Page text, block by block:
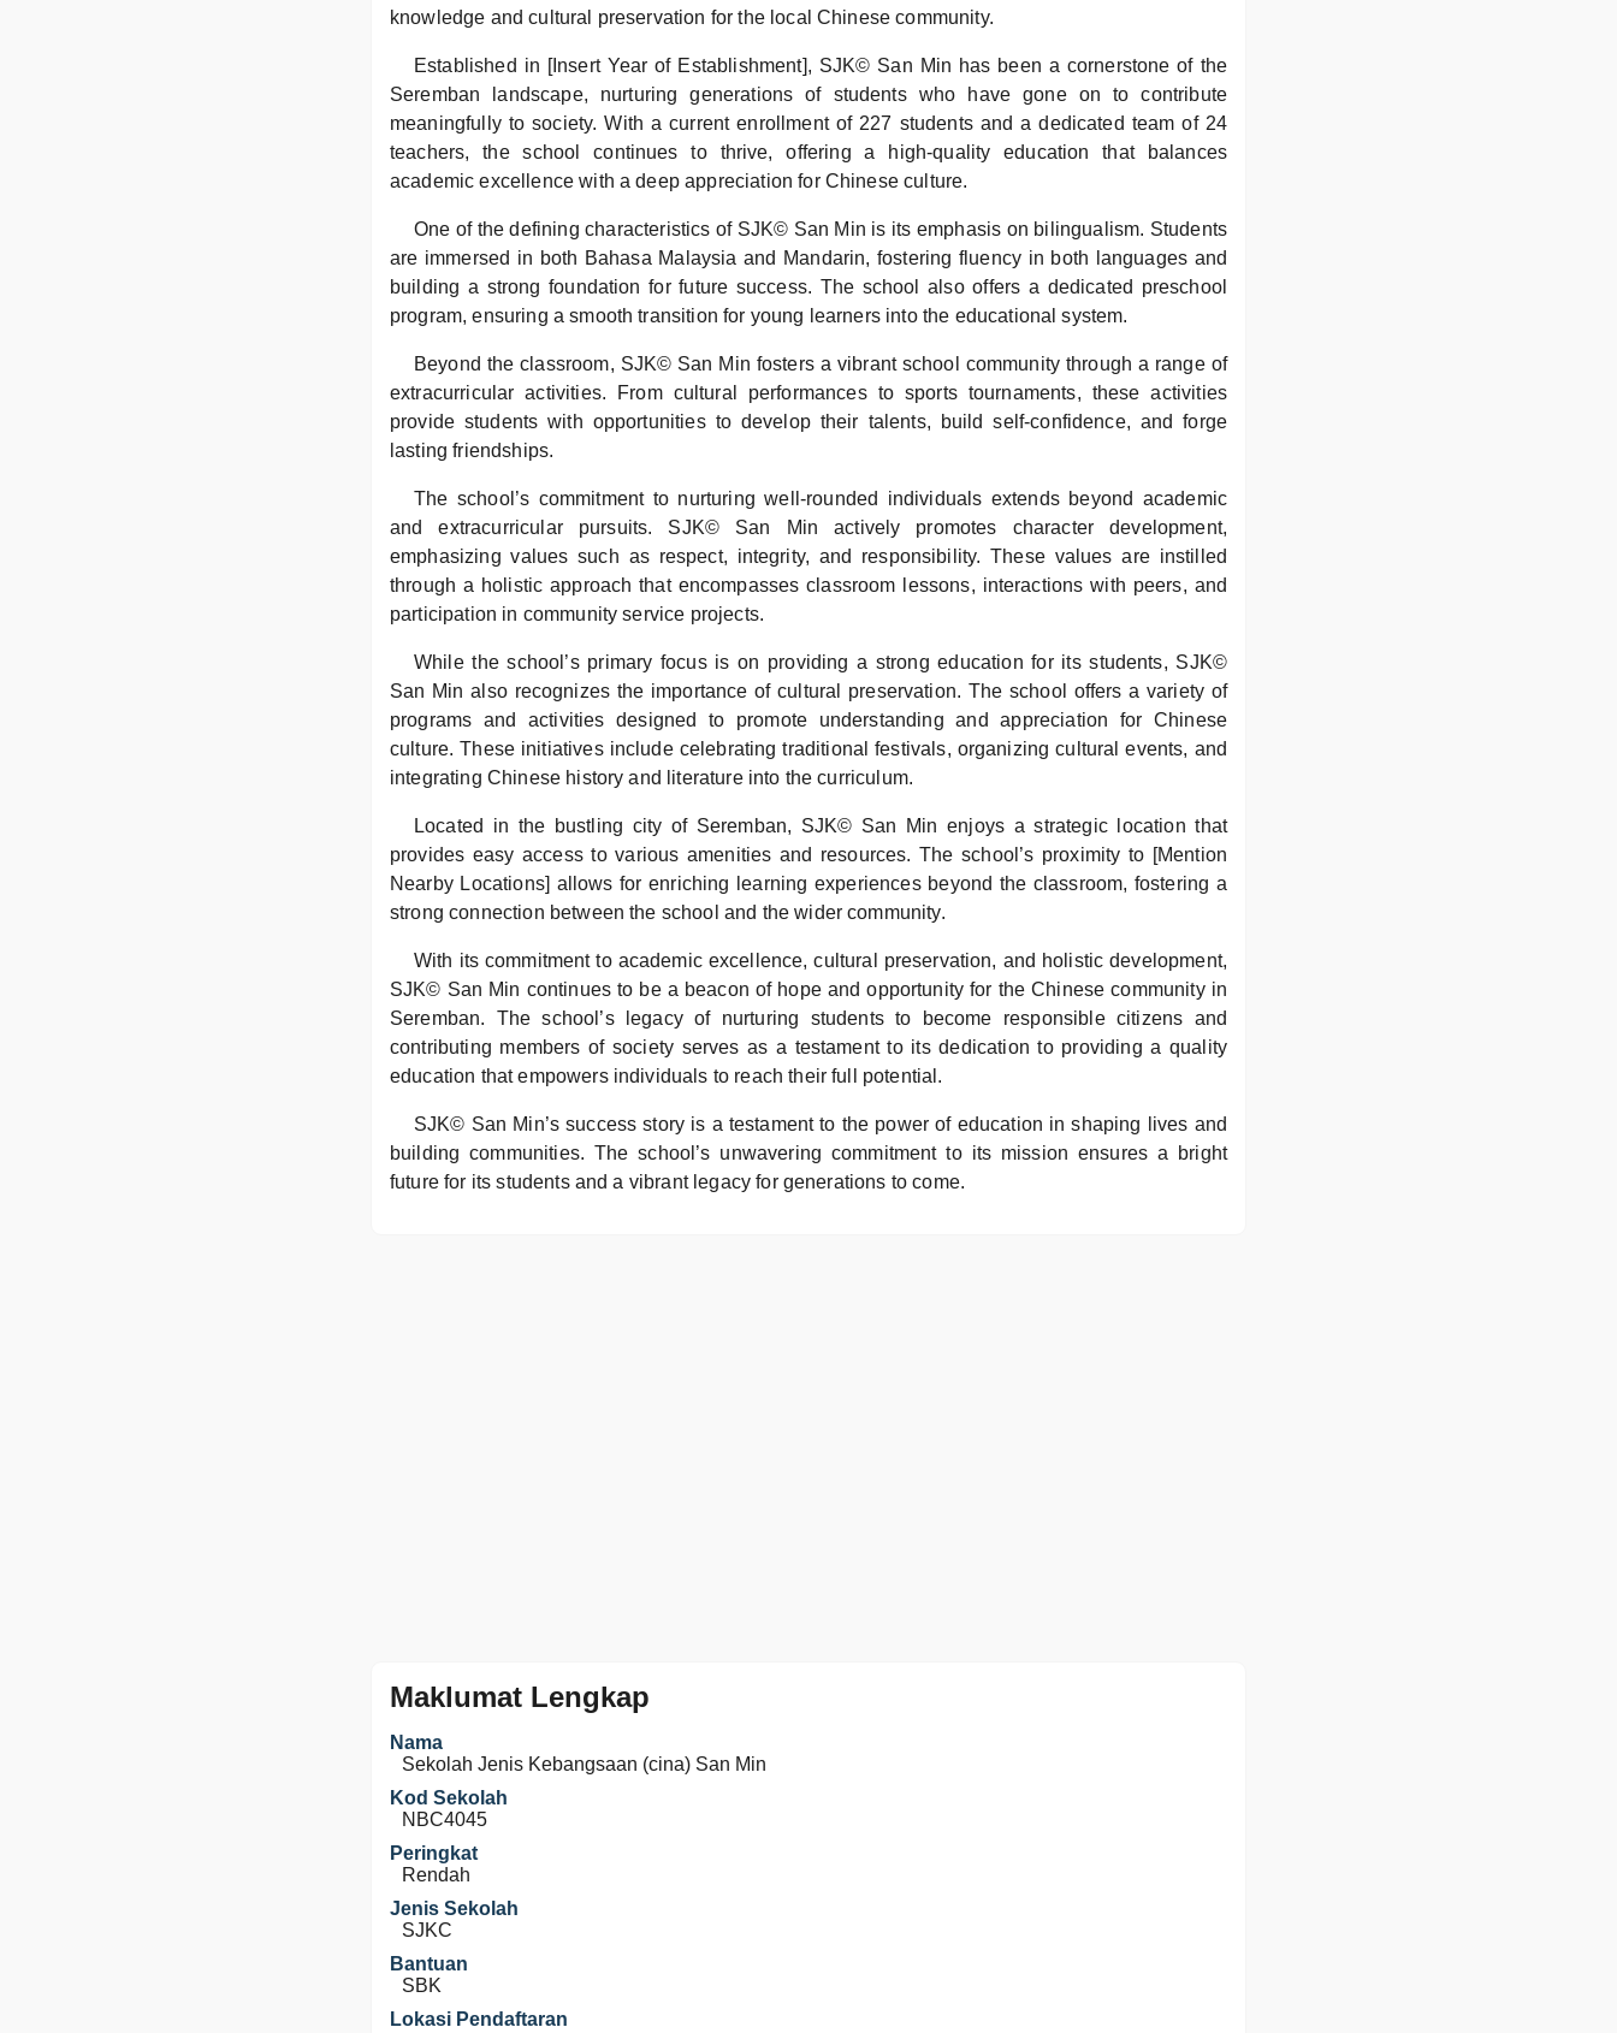
knowledge and cultural preservation for the local Chinese community.
Established in [Insert Year of Establishment], SJK© San Min has been a cornerstone of the
Seremban landscape, nurturing generations of students who have gone on to contribute
meaningfully to society. With a current enrollment of 227 students and a dedicated team of 24
teachers, the school continues to thrive, offering a high-quality education that balances
academic excellence with a deep appreciation for Chinese culture.
One of the defining characteristics of SJK© San Min is its emphasis on bilingualism. Students
are immersed in both Bahasa Malaysia and Mandarin, fostering fluency in both languages and
building a strong foundation for future success. The school also offers a dedicated preschool
program, ensuring a smooth transition for young learners into the educational system.
Beyond the classroom, SJK© San Min fosters a vibrant school community through a range of
extracurricular activities. From cultural performances to sports tournaments, these activities
provide students with opportunities to develop their talents, build self-confidence, and forge
lasting friendships.
The school’s commitment to nurturing well-rounded individuals extends beyond academic
and extracurricular pursuits. SJK© San Min actively promotes character development,
emphasizing values such as respect, integrity, and responsibility. These values are instilled
through a holistic approach that encompasses classroom lessons, interactions with peers, and
participation in community service projects.
While the school’s primary focus is on providing a strong education for its students, SJK©
San Min also recognizes the importance of cultural preservation. The school offers a variety of
programs and activities designed to promote understanding and appreciation for Chinese
culture. These initiatives include celebrating traditional festivals, organizing cultural events, and
integrating Chinese history and literature into the curriculum.
Located in the bustling city of Seremban, SJK© San Min enjoys a strategic location that
provides easy access to various amenities and resources. The school’s proximity to [Mention
Nearby Locations] allows for enriching learning experiences beyond the classroom, fostering a
strong connection between the school and the wider community.
With its commitment to academic excellence, cultural preservation, and holistic development,
SJK© San Min continues to be a beacon of hope and opportunity for the Chinese community in
Seremban. The school’s legacy of nurturing students to become responsible citizens and
contributing members of society serves as a testament to its dedication to providing a quality
education that empowers individuals to reach their full potential.
SJK© San Min’s success story is a testament to the power of education in shaping lives and
building communities. The school’s unwavering commitment to its mission ensures a bright
future for its students and a vibrant legacy for generations to come.
Maklumat Lengkap
Nama
Sekolah Jenis Kebangsaan (cina) San Min
Kod Sekolah
NBC4045
Peringkat
Rendah
Jenis Sekolah
SJKC
Bantuan
SBK
Lokasi Pendaftaran